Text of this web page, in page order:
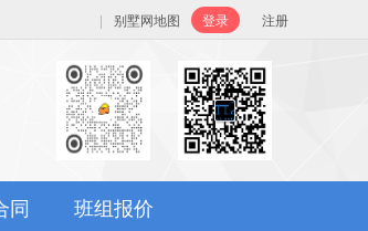
登录 注册
| 别墅网地图
同 班组报价